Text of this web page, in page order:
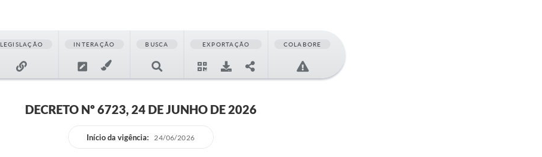
LEGISLAÇÃO INTERAÇÃO BUSCA EXPORTAÇÃO COLABORE
DECRETO Nº 6723, 24 DE JUNHO DE 2026
Início da vigência: 24/06/2026